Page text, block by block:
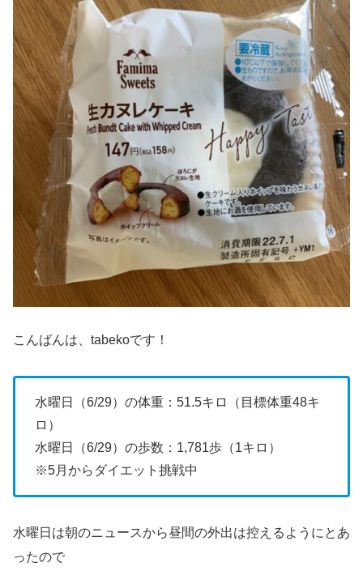
こんばんは、tabekoです！
水曜日（6/29）の体重：51.5キロ（目標体重48キ
ロ）
水曜日（6/29）の歩数：1,781歩（1キロ）
※5月からダイエット挑戦中
水曜日は朝のニュースから昼間の外出は控えるようにとあ
ったので